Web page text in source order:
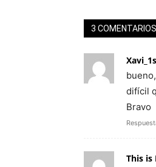
3 COMENTARIOS
difícil
Bravo
This is